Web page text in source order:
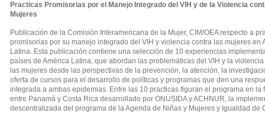
Practicas Promisorias por el Manejo Integrado del VIH y de la Violencia
Mujeres
Publicación de la Comisión Interamericana de la Mujer, CIM/OEA respecto a
promisorias por su manejo integrado del VIH y violencia contra las mujeres en
Latina. Esta publicación contiene una selección de 10 experiencias
países de América Latina, que abordan las problemáticas del VIH y la
las mujeres desde las perspectivas de la prevención, la atención, la
oferta de cursos para el desarrollo de políticas y programas que den una
integrada a ambas epidemias. Entre las 10 practicas figuran el programa en la
entre Panamá y Costa Rica desarrollado por ONUSIDA y ACHNUR, la
descentralizada del programa de la Agenda de Niñas y Mujeres y Igualdad de